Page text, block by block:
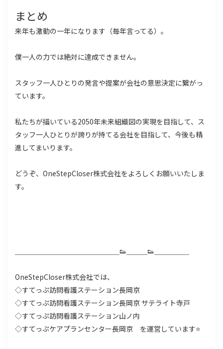
まとめ
来年も激動の一年になります（毎年言ってる）。
僕一人の力では絶対に達成できません。
スタッフ一人ひとりの発言や提案が会社の意思決定に繋がっ
ています。
私たちが描いている2050年未来組織図の実現を目指して、ス
タッフ一人ひとりが誇りが持てる会社を目指して、今後も精
進してまいります。
どうぞ、OneStepCloser株式会社をよろしくお願いいたしま
す。
＿＿＿＿＿＿＿＿＿＿＿＿＿＿＿👟＿＿＿👟＿＿＿＿＿
OneStepCloser株式会社では、
◇すてっぷ訪問看護ステーション長岡京
◇すてっぷ訪問看護ステーション長岡京 サテライト寺戸
◇すてっぷ訪問看護ステーション山ノ内
◇すてっぷケアプランセンター長岡京 を運営しています⭐